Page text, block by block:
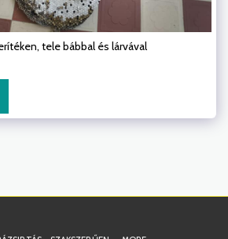
tele bábbal és lárvával